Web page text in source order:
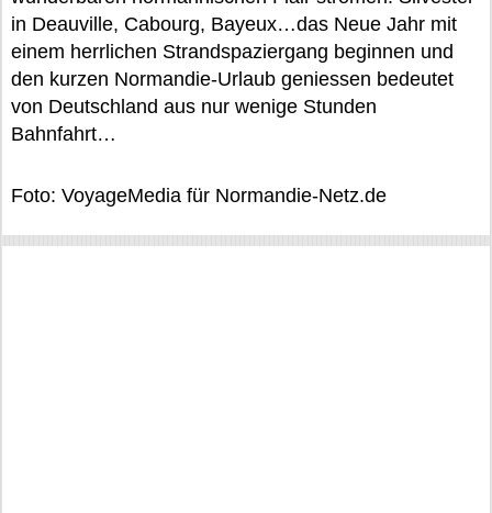
in Deauville, Cabourg, Bayeux…das Neue Jahr mit
einem herrlichen Strandspaziergang beginnen und
den kurzen Normandie-Urlaub geniessen bedeutet
von Deutschland aus nur wenige Stunden
Bahnfahrt…
Foto: VoyageMedia für Normandie-Netz.de